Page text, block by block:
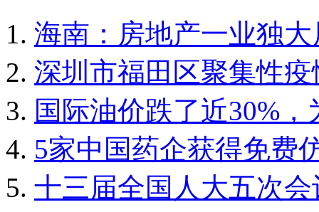
海南：房地产一业独
深圳市福田区聚集性
国际油价跌了近30%
5家中国药企获得免费
十三届全国人大五次